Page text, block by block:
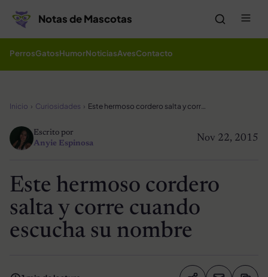
Notas de Mascotas
PerrosGatosHumorNoticiasAvesContacto
Inicio Curiosidades Este hermoso cordero salta y corre cuando escucha su nombre
Nov 22, 2015
Escrito por
Anyie Espinosa
Este hermoso cordero
salta y corre cuando
escucha su nombre